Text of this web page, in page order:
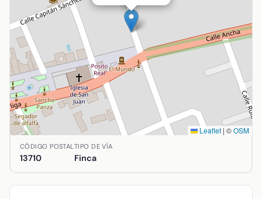
Leaflet | ©OSM
Ubicación de Puerta Partida en Argamasilla de Alba,
CÓDIGO POSTAL
13710
TIPO DE VÍA
Finca